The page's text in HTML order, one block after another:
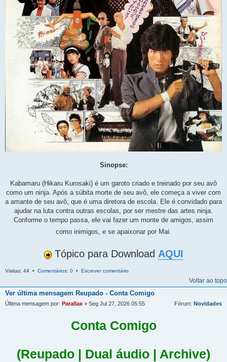
Sinopse:
Kabamaru (Hikaru Kurosaki) é um garoto criado e treinado por seu avô
como um ninja. Após a súbita morte de seu avô, ele começa a viver com
a amante de seu avô, que é uma diretora de escola. Ele é convidado para
ajudar na luta contra outras escolas, por ser mestre das artes ninja.
Conforme o tempo passa, ele vai fazer um monte de amigos, assim
como inimigos, e se apaixonar por Mai.
Tópico para Download AQUI
Visitas: 44 • Comentários: 0 • Escrever comentário
Voltar ao topo
Ver última mensagem Reupado - Conta Comigo
Última mensagem por: Parallax » Seg Jul 27, 2026 05:55 Fórum: Novidades
Conta Comigo
(Reupado | Dual áudio | Archive)